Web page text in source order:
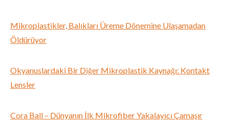
Mikroplastikler, Balıkları Üreme Dönemine Ulaşamadan
Öldürüyor
Okyanuslardaki Bir Diğer Mikroplastik Kaynağı: Kontakt
Lensler
Cora Ball – Dünyanın İlk Mikrofiber Yakalayıcı Çamaşır